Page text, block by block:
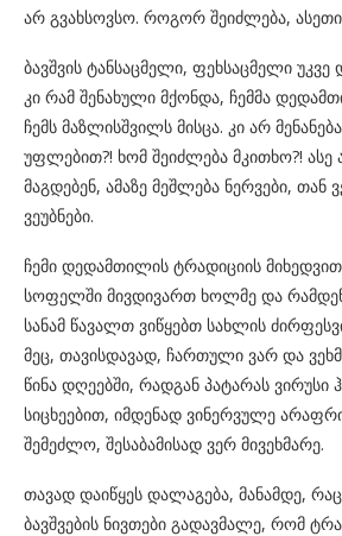
არ გვახსოვსო. როგორ შეიძლება,
ბავშვის ტანსაცმელი, ფეხსაცმელი
კი რამ შენახული მქონდა, ჩემმა
ჩემს მაზლისშვილს მისცა. კი არ
უფლებით?! ხომ შეიძლება მკითხო?!
მაგდებენ, ამაზე მეშლება ნერვები, თან
ვეუბნები.
ჩემი დედამთილის ტრადიციის
სოფელში მივდივართ ხოლმე და
სანამ წავალთ ვიწყებთ სახლის
მეც, თავისდავად, ჩართული ვარ და
წინა დღეებში, რადგან პატარას
სიცხეებით, იმდენად ვინერვულე
შემეძლო, შესაბამისად ვერ მივეხმარე.
თავად დაიწყეს დალაგება, მანამდე,
ბავშვების ნივთები გადავმალე, რომ